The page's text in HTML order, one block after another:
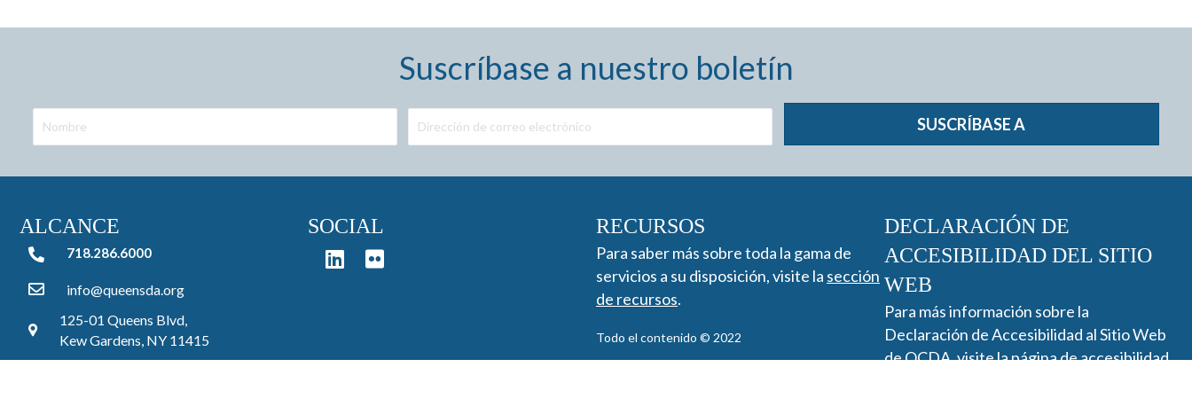
Suscríbase a nuestro boletín
SUSCRÍBASE A
ALCANCE
718.286.6000
718.286.6000
info@queensda.org
125-01 Queens Blvd,
Kew Gardens, NY 11415
SOCIAL RECURSOS
Para saber más sobre toda la gama de
servicios a su disposición, visite la sección
de recursos.
Todo el contenido © 2022
DECLARACIÓN DE
ACCESIBILIDAD DEL SITIO
WEB
Para más información sobre la
Declaración de Accesibilidad al Sitio Web
de QCDA, visite lapágina de accesibilidad.